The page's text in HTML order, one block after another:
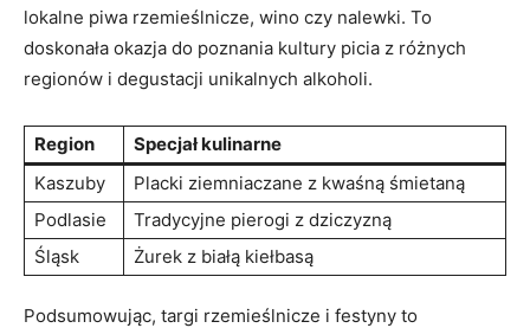
lokalne piwa rzemieślnicze, wino czy ⁣nalewki. To
doskonała okazja⁤ do poznania⁤ kultury picia⁣ z różnych
⁤regionów i degustacji unikalnych‍ alkoholi.
Region
Specjał⁢ kulinarne
Kaszuby
Placki ziemniaczane z kwaśną śmietaną
Podlasie
Tradycyjne pierogi‌ z dziczyzną
Śląsk
Żurek⁢ z białą kiełbasą
Podsumowując, targi rzemieślnicze ‍i festyny​ to